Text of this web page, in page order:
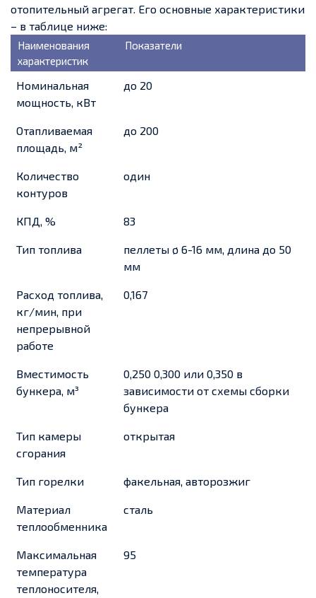
отопительный агрегат. Его основные характеристики
– в таблице ниже:
Наименования
характеристик
Показатели
Номинальная
мощность, кВт
до 20
Отапливаемая
площадь, м²
до 200
Количество
контуров
один
КПД, % 83
Тип топлива
пеллеты ø 6-16 мм, длина до 50
мм
Расход топлива,
кг/мин, при
непрерывной
работе
0,167
Вместимость
бункера, м³
0,250 0,300 или 0,350 в
зависимости от схемы сборки
бункера
Тип камеры
сгорания
открытая
Тип горелки факельная, авторозжиг
Материал
теплообменника
сталь
Максимальная
температура
теплоносителя,
95